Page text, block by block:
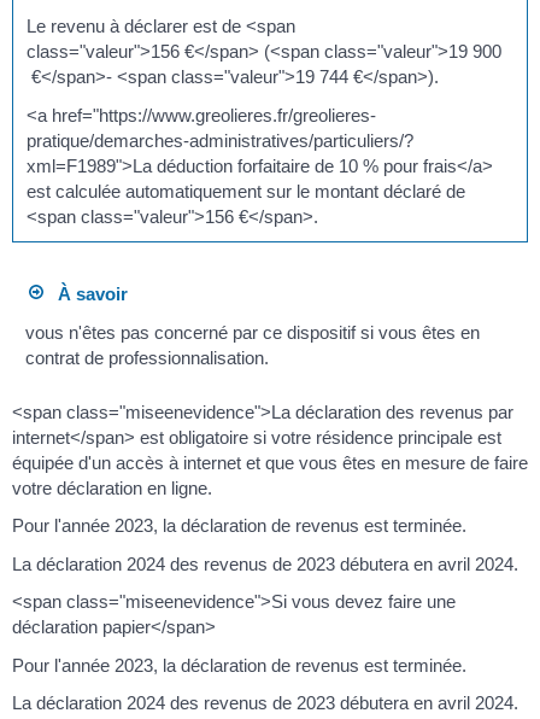
Le revenu à déclarer est de <span
class="valeur">156 €</span> (<span class="valeur">19 900
€</span>- <span class="valeur">19 744 €</span>).
<a href="https://www.greolieres.fr/greolieres-
pratique/demarches-administratives/particuliers/?
xml=F1989">La déduction forfaitaire de 10 % pour frais</a>
est calculée automatiquement sur le montant déclaré de
<span class="valeur">156 €</span>.
À savoir
vous n'êtes pas concerné par ce dispositif si vous êtes en
contrat de professionnalisation.
<span class="miseenevidence">La déclaration des revenus par
internet</span> est obligatoire si votre résidence principale est
équipée d'un accès à internet et que vous êtes en mesure de faire
votre déclaration en ligne.
Pour l'année 2023, la déclaration de revenus est terminée.
La déclaration 2024 des revenus de 2023 débutera en avril 2024.
<span class="miseenevidence">Si vous devez faire une
déclaration papier</span>
Pour l'année 2023, la déclaration de revenus est terminée.
La déclaration 2024 des revenus de 2023 débutera en avril 2024.